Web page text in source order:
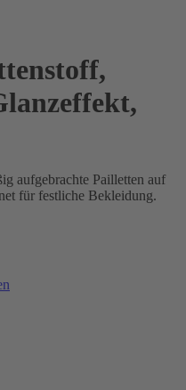
aufgebrachte Pailletten auf
für festliche Bekleidung.